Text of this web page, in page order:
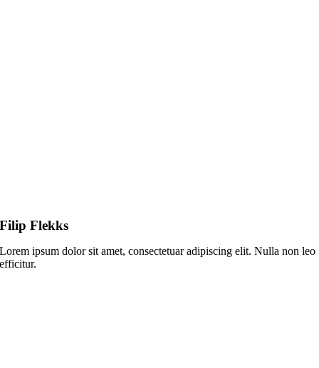
Filip Flekks
Lorem ipsum dolor sit amet, consectetuar adipiscing elit. Nulla non leo
efficitur.